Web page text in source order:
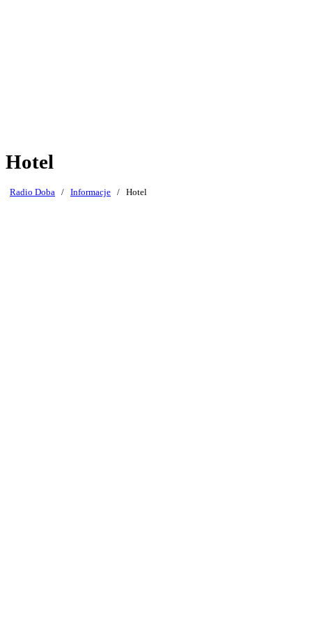
Hotel
Radio Doba / Informacje / Hotel